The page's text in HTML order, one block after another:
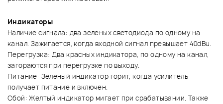
Индикаторы
Наличие сигнала: два зеленых светодиода по одному на
канал. Зажигается, когда входной сигнал превышает 40dBu.
Перегрузка: Два красных индикатора, по одному на канал,
загораются при перегрузке по выходу.
Питание: Зеленый индикатор горит, когда усилитель
получает питание и включен.
Сбой: Желтый индикатор мигает при срабатывании. Также